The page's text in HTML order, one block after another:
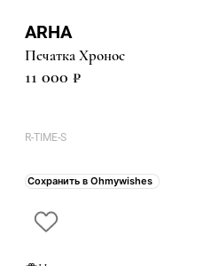
ARHA
Печатка Хронос
11 000 ₽
R-TIME-S
Сохранить в Ohmywishes